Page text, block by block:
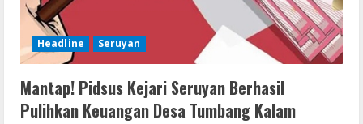
Headline Seruyan
Mantap! Pidsus Kejari Seruyan Berhasil
Pulihkan Keuangan Desa Tumbang Kalam